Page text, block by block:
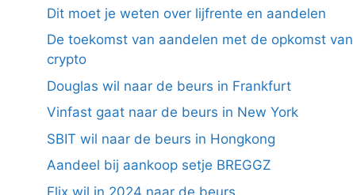
Dit moet je weten over lijfrente en aandelen
De toekomst van aandelen met de opkomst van
crypto
Douglas wil naar de beurs in Frankfurt
Vinfast gaat naar de beurs in New York
SBIT wil naar de beurs in Hongkong
Aandeel bij aankoop setje BREGGZ
Flix wil in 2024 naar de beurs